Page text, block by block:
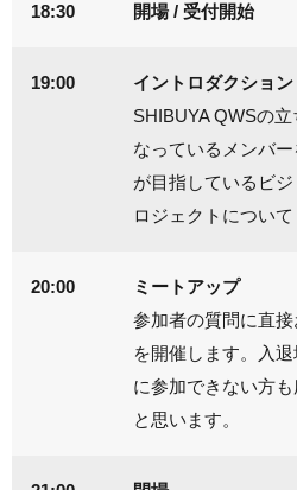
18:30 開場 / 受付開始
19:00
イントロダクショ
SHIBUYA QWSの
なっているメンバ
が目指しているビ
ロジェクトについて
20:00
ミートアップ
参加者の質問に直
を開催します。入
に参加できない方
と思います。